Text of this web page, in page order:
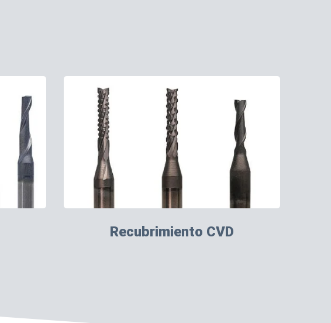
Recubrimiento CVD